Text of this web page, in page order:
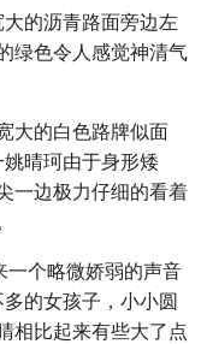
的沥青路面旁边左
绿色令人感觉神清气
大的白色路牌似面
晴珂由于身形矮
一边极力仔细的看着
一个略微娇弱的声音
的女孩子，小小圆
相比起来有些大了点